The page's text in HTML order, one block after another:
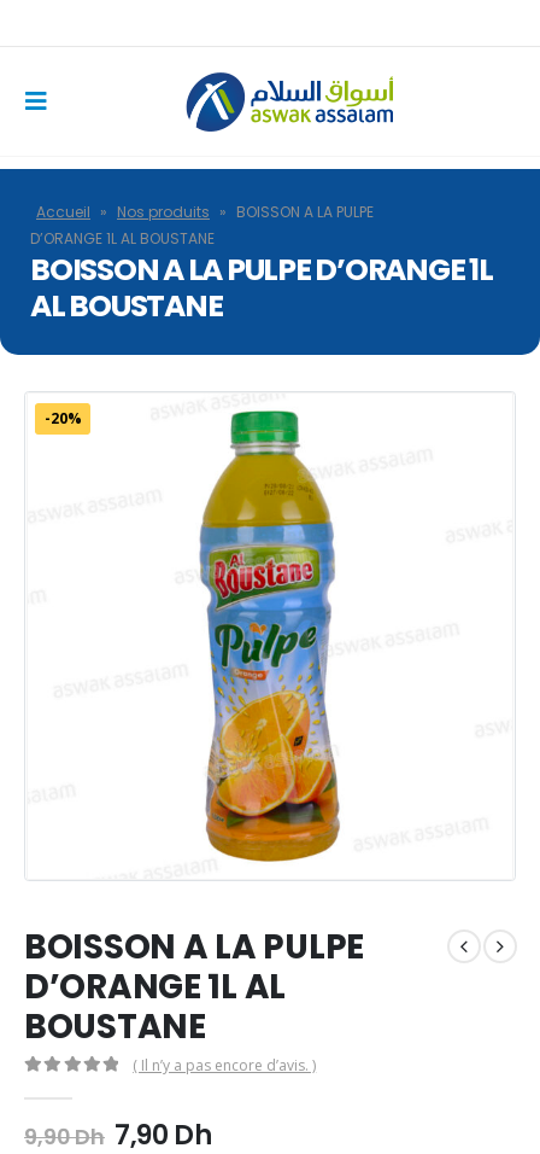
Accueil » Nos produits » BOISSON A LA PULPE
D’ORANGE 1L AL BOUSTANE
BOISSON A LA PULPE D’ORANGE 1L
AL BOUSTANE
-20%
BOISSON A LA PULPE
D’ORANGE 1L AL
BOUSTANE
( Il n’y a pas encore d’avis. )
9,90Dh Le
7,90 DhLe